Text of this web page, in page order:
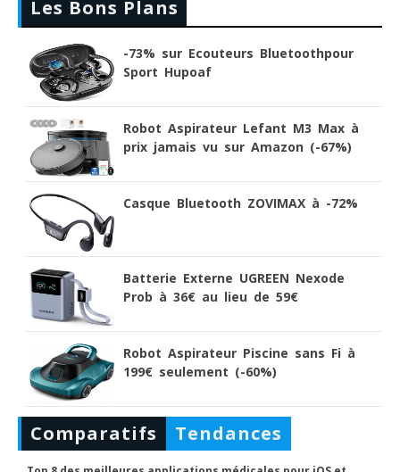
Les Bons Plans
-73% sur Ecouteurs Bluetoothpour
Sport Hupoaf
Robot Aspirateur Lefant M3 Max à
prix jamais vu sur Amazon (-67%)
Casque Bluetooth ZOVIMAX à -72%
Batterie Externe UGREEN Nexode
Prob à 36€ au lieu de 59€
Robot Aspirateur Piscine sans Fi à
199€ seulement (-60%)
Comparatifs Tendances